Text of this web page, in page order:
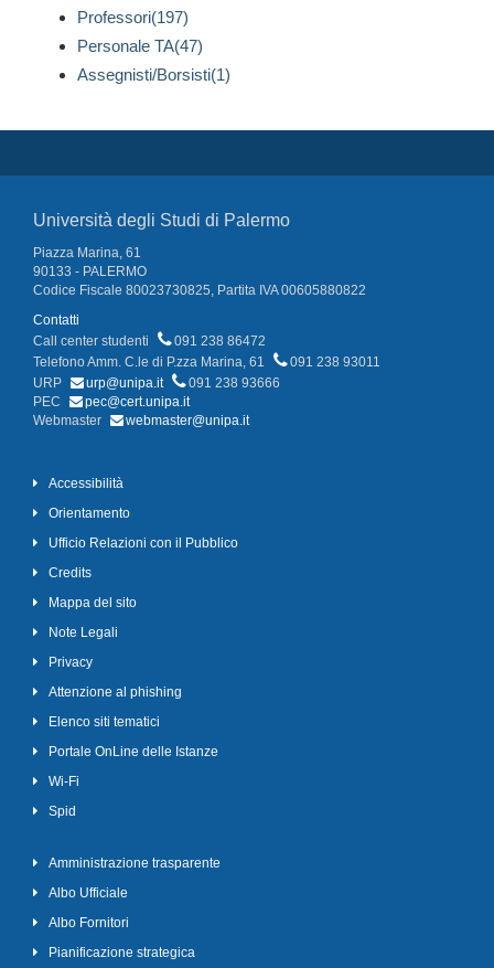
Professori(197)
Personale TA(47)
Assegnisti/Borsisti(1)
Università degli Studi di Palermo
Piazza Marina, 61
90133 - PALERMO
Codice Fiscale 80023730825, Partita IVA 00605880822
Contatti
Call center studenti
091 238 86472
Telefono Amm. C.le di P.zza Marina, 61
091 238 93011
URP
urp@unipa.it
091 238 93666
PEC
pec@cert.unipa.it
Webmaster
webmaster@unipa.it
Accessibilità
Orientamento
Ufficio Relazioni con il Pubblico
Credits
Mappa del sito
Note Legali
Privacy
Attenzione al phishing
Elenco siti tematici
Portale OnLine delle Istanze
Wi-Fi
Spid
Amministrazione trasparente
Albo Ufficiale
Albo Fornitori
Pianificazione strategica